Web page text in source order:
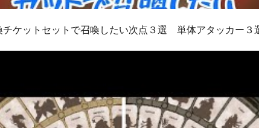
チケットセットで召喚したい次点３選 単体アタッカー３